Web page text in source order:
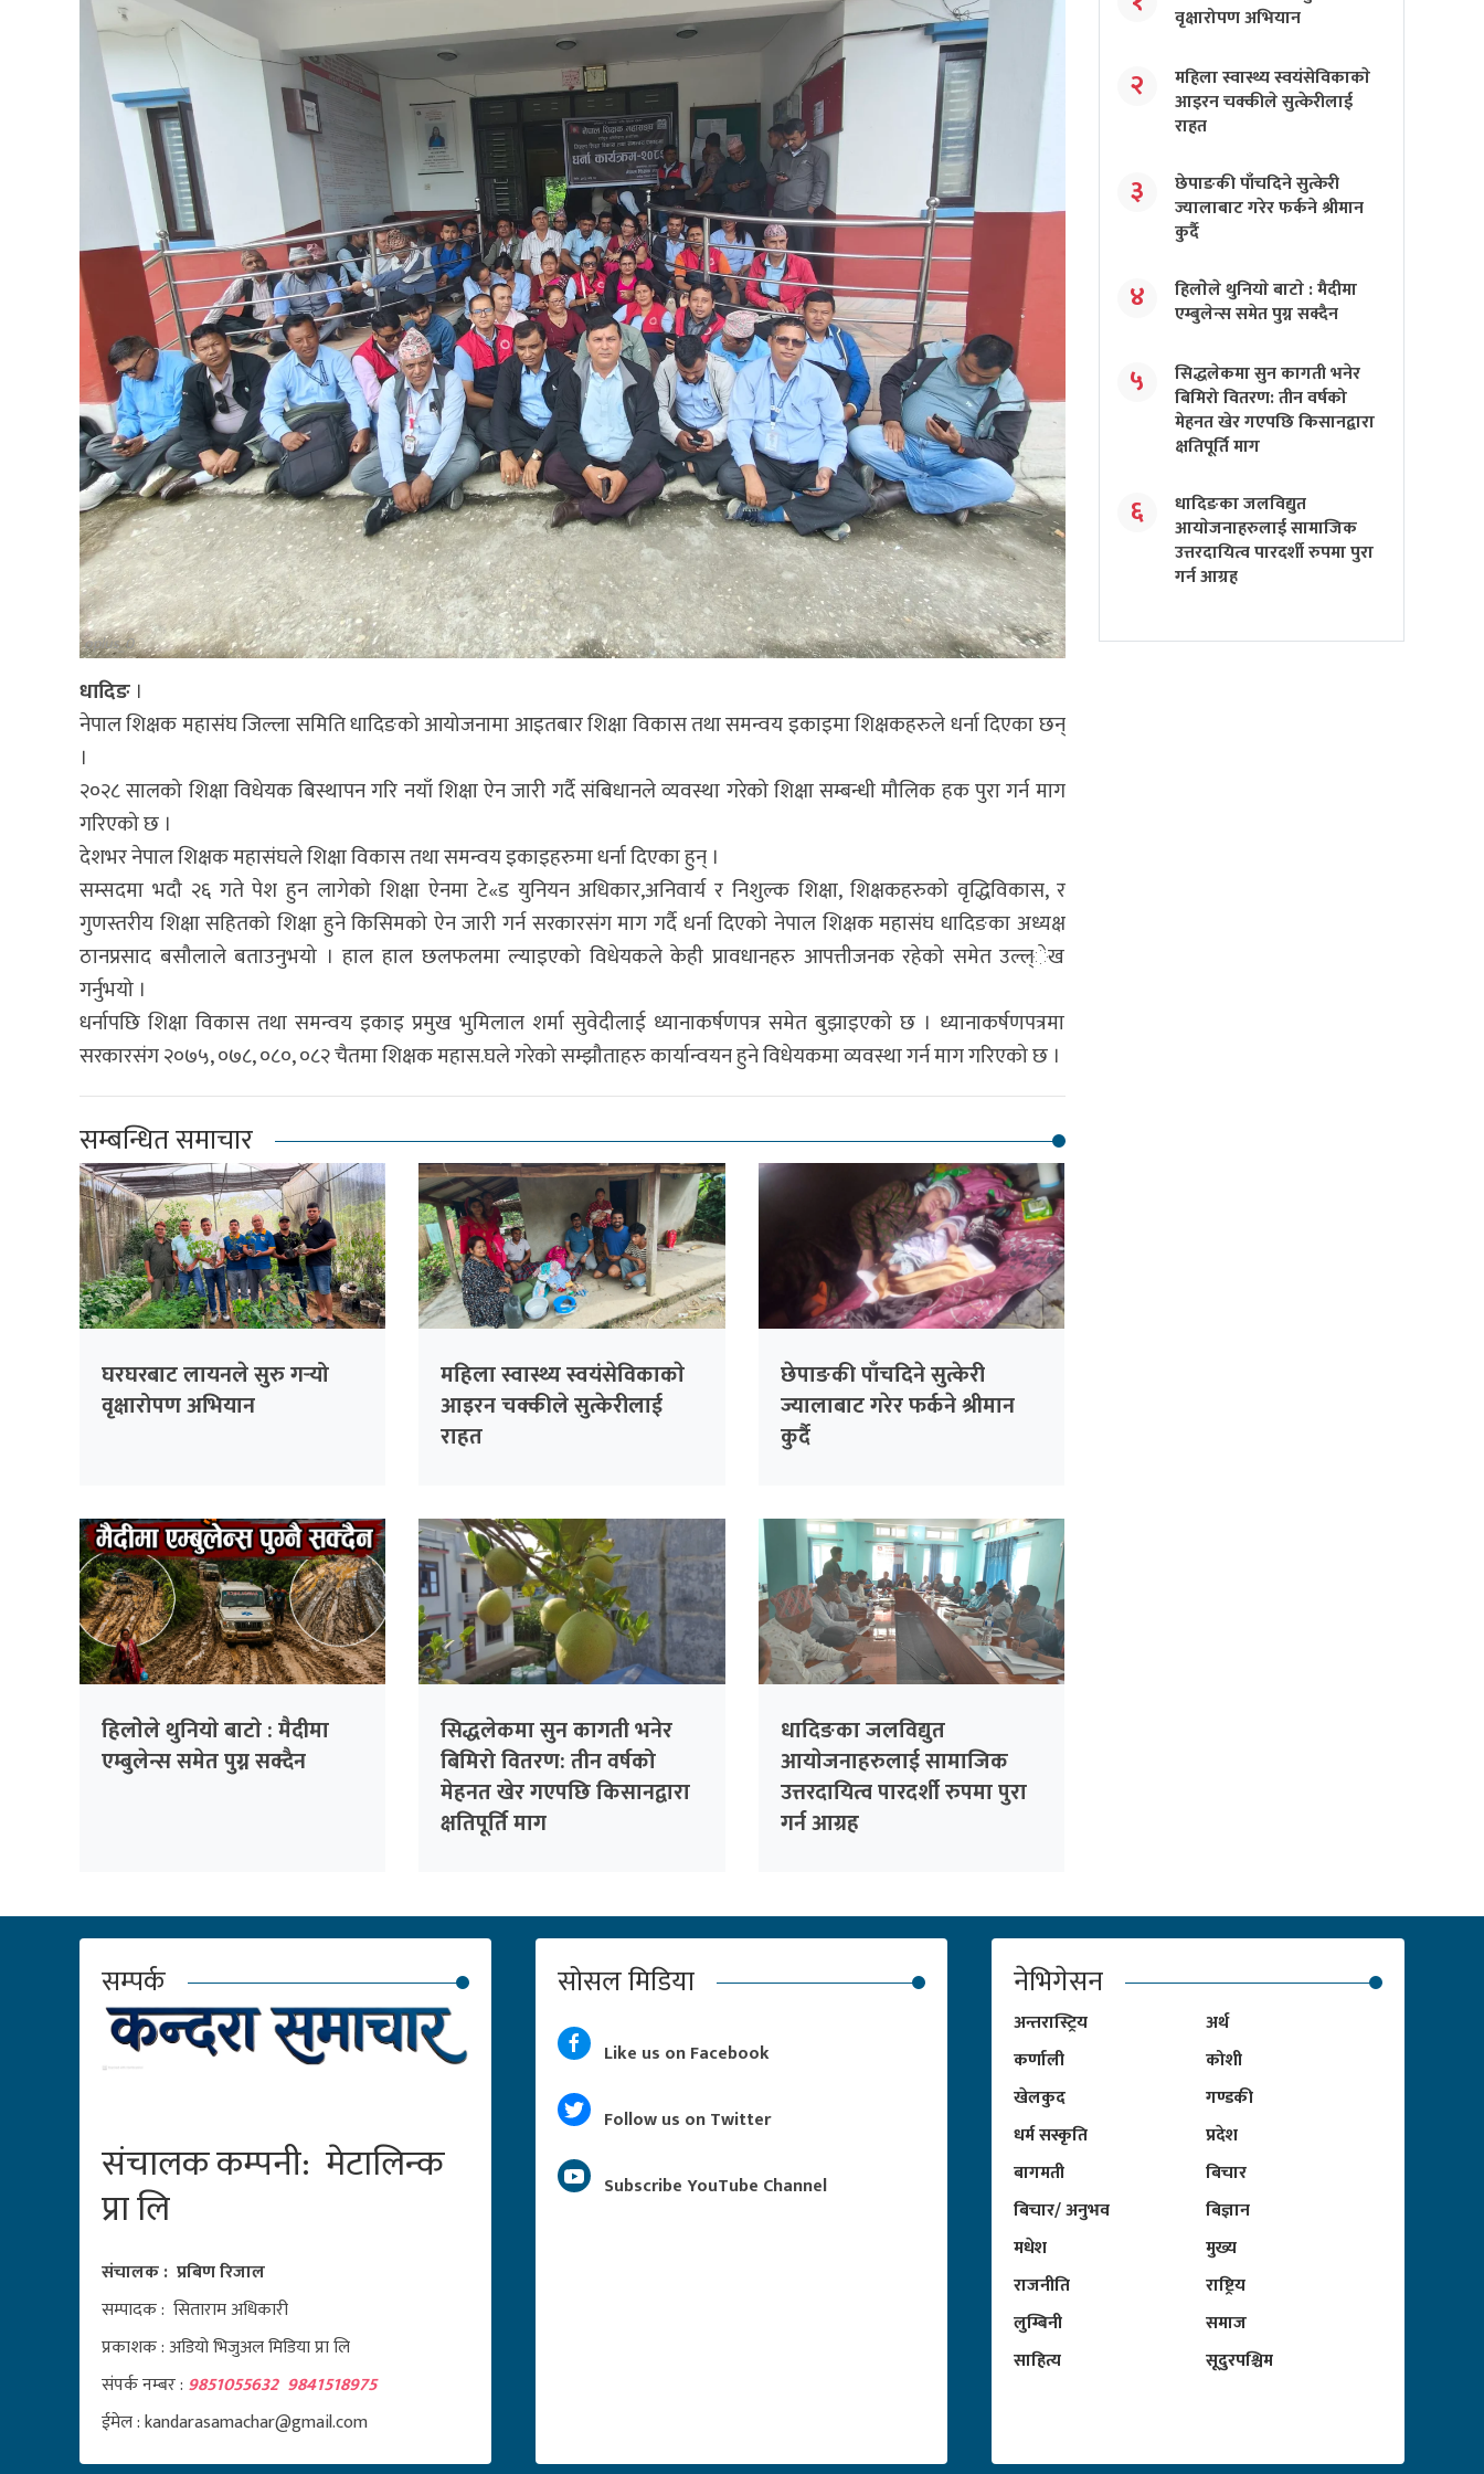
oplus_0
धादिङ ।
नेपाल शिक्षक महासंघ जिल्ला समिति धादिङको आयोजनामा आइतबार शिक्षा विकास तथा समन्वय इकाइमा शिक्षकहरुले धर्ना दिएका छन्
।
२०२८ सालको शिक्षा विधेयक बिस्थापन गरि नयाँ शिक्षा ऐन जारी गर्दै संबिधानले व्यवस्था गरेको शिक्षा सम्बन्धी मौलिक हक पुरा गर्न माग
गरिएको छ ।
देशभर नेपाल शिक्षक महासंघले शिक्षा विकास तथा समन्वय इकाइहरुमा धर्ना दिएका हुन् ।
सम्सदमा भदौ २६ गते पेश हुन लागेको शिक्षा ऐनमा टे«ड युनियन अधिकार,अनिवार्य र निशुल्क शिक्षा, शिक्षकहरुको वृद्धिविकास, र
गुणस्तरीय शिक्षा सहितको शिक्षा हुने किसिमको ऐन जारी गर्न सरकारसंग माग गर्दै धर्ना दिएको नेपाल शिक्षक महासंघ धादिङका अध्यक्ष
ठानप्रसाद बसौलाले बताउनुभयो । हाल हाल छलफलमा ल्याइएको विधेयकले केही प्रावधानहरु आपत्तीजनक रहेको समेत उल्ल्ेख
गर्नुभयो ।
धर्नापछि शिक्षा विकास तथा समन्वय इकाइ प्रमुख भुमिलाल शर्मा सुवेदीलाई ध्यानाकर्षणपत्र समेत बुझाइएको छ । ध्यानाकर्षणपत्रमा
सरकारसंग २०७५, ०७८, ०८०, ०८२ चैतमा शिक्षक महास.घले गरेको सम्झौताहरु कार्यान्वयन हुने विधेयकमा व्यवस्था गर्न माग गरिएको छ ।
सम्बन्धित समाचार
घरघरबाट लायनले सुरु गर्‍यो
वृक्षारोपण अभियान
महिला स्वास्थ्य स्वयंसेविकाकाे
आइरन चक्कीले सुत्केरीलाई
राहत
छेपाङकी पाँचदिने सुत्केरी
ज्यालाबाट गरेर फर्कने श्रीमान
कुर्दै
हिलाेेले थुनियाे बाटाे : मैदीमा
एम्बुलेन्स समेत पुग्न सक्दैन
सिद्धलेकमा सुन कागती भनेर
बिमिरो वितरण: तीन वर्षको
मेहनत खेर गएपछि किसानद्वारा
क्षतिपूर्ति माग
धादिङका जलविद्युत
आयाेजनाहरुलाई सामाजिक
उत्तरदायित्व पारदर्शी रुपमा पुरा
गर्न आग्रह
वृक्षारोपण अभियान
२
महिला स्वास्थ्य स्वयंसेविकाकाे
आइरन चक्कीले सुत्केरीलाई
राहत
३
छेपाङकी पाँचदिने सुत्केरी
ज्यालाबाट गरेर फर्कने श्रीमान
कुर्दै
४
हिलाेेले थुनियाे बाटाे : मैदीमा
एम्बुलेन्स समेत पुग्न सक्दैन
५
सिद्धलेकमा सुन कागती भनेर
बिमिरो वितरण: तीन वर्षको
मेहनत खेर गएपछि किसानद्वारा
क्षतिपूर्ति माग
६
धादिङका जलविद्युत
आयाेजनाहरुलाई सामाजिक
उत्तरदायित्व पारदर्शी रुपमा पुरा
गर्न आग्रह
सम्पर्क
संचालक कम्पनी: मेटालिन्क
प्रा लि
संचालक : प्रबिण रिजाल
सम्पादक : सिताराम अधिकारी
प्रकाशक : अडियो भिजुअल मिडिया प्रा लि
संपर्क नम्बर : 9851055632 9841518975
ईमेल : kandarasamachar@gmail.com
सोसल मिडिया
Like us on Facebook
Follow us on Twitter
Subscribe YouTube Channel
नेभिगेसन
अन्तरास्ट्रिय
अर्थ
कर्णाली
कोशी
खेलकुद
गण्डकी
धर्म सस्कृति
प्रदेश
बागमती
बिचार
बिचार/ अनुभव
बिज्ञान
मधेश
मुख्य
राजनीति
राष्ट्रिय
लुम्बिनी
समाज
साहित्य
सूदुरपश्चिम